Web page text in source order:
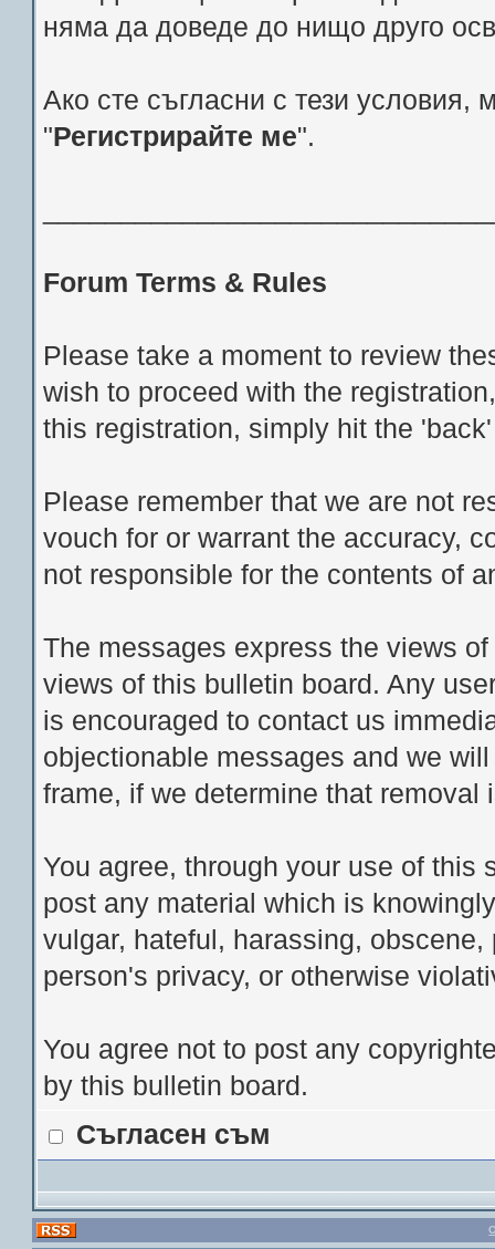
няма да доведе до нищо друго
Ако сте съгласни с тези условия,
"Регистрирайте ме".
Forum Terms & Rules
Please take a moment to review
wish to proceed with the
this registration, simply hit the
Please remember that we are not
vouch for or warrant the accuracy,
not responsible for the contents of
The messages express the views
views of this bulletin board. Any
is encouraged to contact us
objectionable messages and we
frame, if we determine that removal
You agree, through your use of
post any material which is
vulgar, hateful, harassing,
person's privacy, or otherwise
You agree not to post any
by this bulletin board.
Съгласен съм